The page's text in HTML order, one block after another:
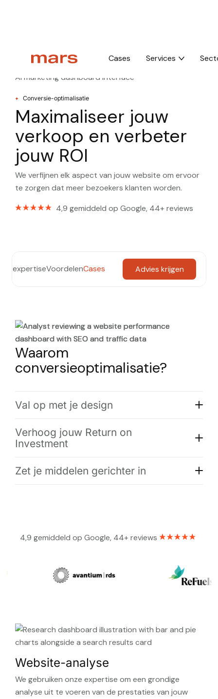
Cases Services
Conversie-optimalisatie
Maximaliseer jouw
verkoop en verbeter
jouw ROI
We verfijnen elk aspect van jouw website om ervoor
te zorgen dat meer bezoekers klanten worden.
4,9 gemiddeld op Google, 44+ reviews
expertiseVoordelenCases Advies krijgen
Waarom
conversieoptimalisatie?
Val op met je design
Verhoog jouw Return on
Investment
Zet je middelen gerichter in
4,9 gemiddeld op Google, 44+ reviews
Website-analyse
We gebruiken onze expertise om een grondige
analyse uit te voeren van de prestaties van jouw